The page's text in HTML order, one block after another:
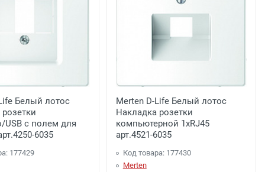
Белый лотос
USB c полем для
6035
177429
Merten D-Life Белый лотос
Накладка розетки
компьютерной 1хRJ45
арт.4521-6035
Код товара: 177430
Merten